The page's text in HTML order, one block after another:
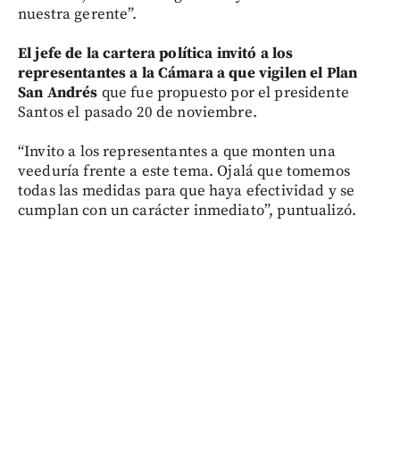
nuestra gerente”.
El jefe de la cartera política invitó a los
representantes a la Cámara a que vigilen el Plan
San Andrés que fue propuesto por el presidente
Santos el pasado 20 de noviembre.
“Invito a los representantes a que monten una
veeduría frente a este tema. Ojalá que tomemos
todas las medidas para que haya efectividad y se
cumplan con un carácter inmediato”, puntualizó.